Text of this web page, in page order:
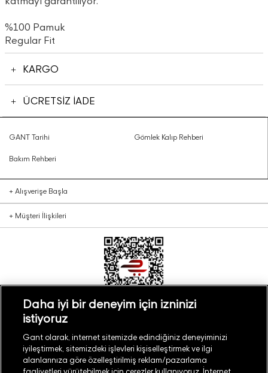
%100 Pamuk
Regular Fit
KARGO
ÜCRETSİZ İADE
GANT Tarihi Gömlek Kalıp Rehberi
Bakım Rehberi
+ Alışverişe Başla
+ Müşteri İlişkileri
Türkiye Mağaza Bul
Daha iyi bir deneyim için izninizi
istiyoruz
Gant olarak, internet sitemizde edindiğiniz deneyiminizi
iyileştirmek, sitemizdeki işlevleri kişiselleştirmek ve ilgi
alanlarınıza göre özelleştirilmiş reklam/pazarlama